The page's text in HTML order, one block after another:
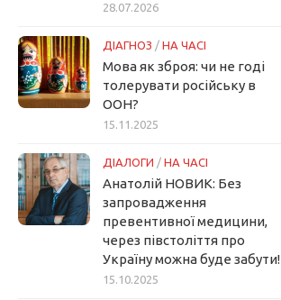
28.07.2026
ДІАГНОЗ / НА ЧАСІ
Мова як зброя: чи не годі
толерувати російську в
ООН?
15.11.2025
ДІАЛОГИ / НА ЧАСІ
Анатолій НОВИК: Без
запровадження
превентивної медицини,
через півстоліття про
Україну можна буде забути!
15.10.2025